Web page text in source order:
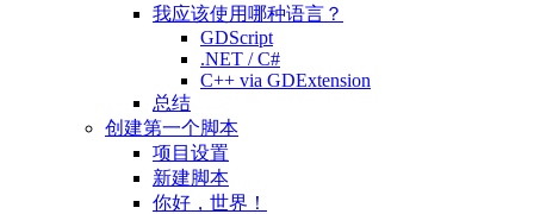
我应该使用哪种语言？
GDScript
.NET / C#
C++ via GDExtension
总结
创建第一个脚本
项目设置
新建脚本
你好，世界！